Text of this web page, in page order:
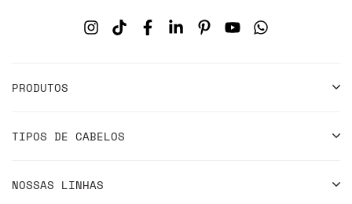
PRODUTOS
TIPOS DE CABELOS
NOSSAS LINHAS